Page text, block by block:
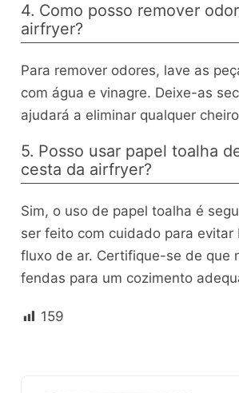
4. Como posso remover
airfryer?
Para remover odores, lave as
com água e vinagre. Deixe-as
ajudará a eliminar qualquer
5. Posso usar papel toalha
cesta da airfryer?
Sim, o uso de papel toalha é
ser feito com cuidado para evitar
fluxo de ar. Certifique-se de que
fendas para um cozimento
159